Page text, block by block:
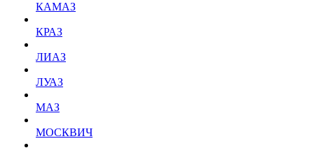
КАМАЗ
КРАЗ
ЛИАЗ
ЛУАЗ
МАЗ
МОСКВИЧ